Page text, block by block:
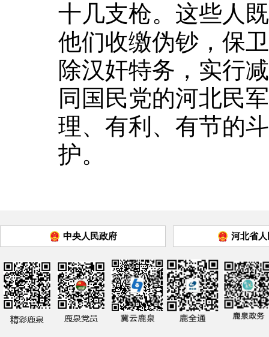
十几支枪。这些人
他们收缴伪钞，保
除汉奸特务，实行
同国民党的河北民
理、有利、有节的
护。